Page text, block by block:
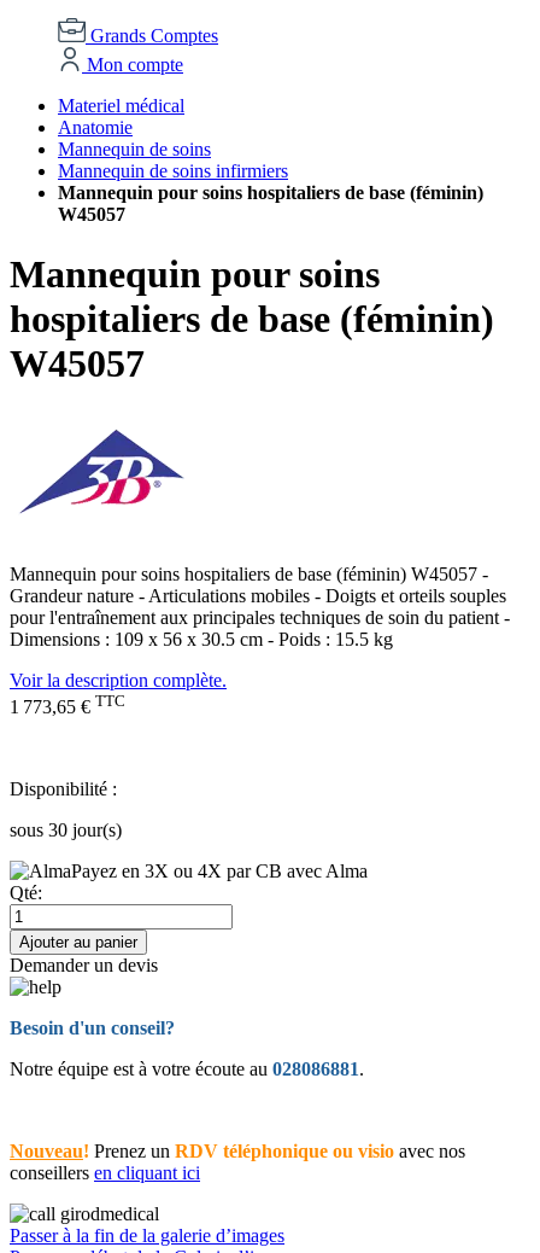
Grands Comptes
Mon compte
Materiel médical
Anatomie
Mannequin de soins
Mannequin de soins infirmiers
Mannequin pour soins hospitaliers de base (féminin)
W45057
Mannequin pour soins
hospitaliers de base (féminin)
W45057
Mannequin pour soins hospitaliers de base (féminin) W45057 -
Grandeur nature - Articulations mobiles - Doigts et orteils souples
pour l'entraînement aux principales techniques de soin du patient -
Dimensions : 109 x 56 x 30.5 cm - Poids : 15.5 kg
Voir la description complète.
1 773,65 € TTC
Disponibilité :
sous 30 jour(s)
Payez en 3X ou 4X par CB avec Alma
Qté:
Ajouter au panier
Demander un devis
Besoin d'un conseil?
Notre équipe est à votre écoute au 028086881.
Nouveau! Prenez un RDV téléphonique ou visio avec nos
conseillers en cliquant ici
Passer à la fin de la galerie d’images